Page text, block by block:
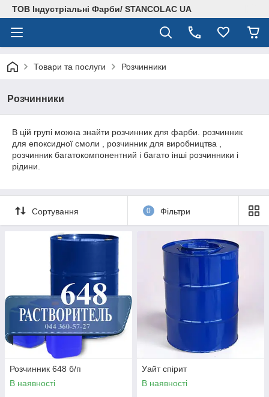
ТОВ Індустріальні Фарби/ STANCOLAC UA
Товари та послуги Розчинники
Розчинники
В цій групі можна знайти розчинник для фарби. розчинник
для епоксидної смоли , розчинник для виробництва ,
розчинник багатокомпонентний і багато інші розчинники і
рідини.
Сортування 0 Фільтри
Розчинник 648 б/п
В наявності
Уайт спірит
В наявності